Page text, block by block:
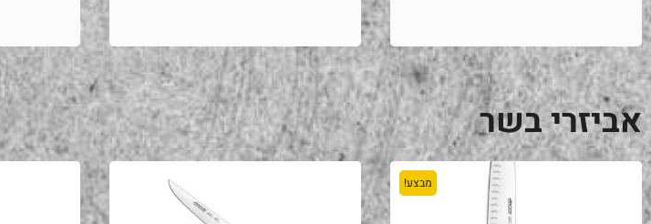
אביזרי בשר
מבצע!